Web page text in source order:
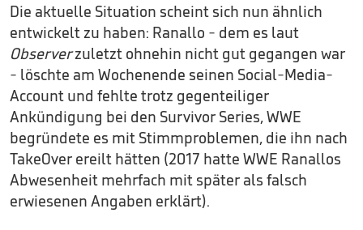
Die aktuelle Situation scheint sich nun ähnlich
entwickelt zu haben: Ranallo - dem es laut
Observerzuletzt ohnehin nicht gut gegangen war
- löschte am Wochenende seinen Social-Media-
Account und fehlte trotz gegenteiliger
Ankündigung bei den Survivor Series, WWE
begründete es mit Stimmproblemen, die ihn nach
TakeOver ereilt hätten (2017 hatte WWE Ranallos
Abwesenheit mehrfach mit später als falsch
erwiesenen Angaben erklärt).